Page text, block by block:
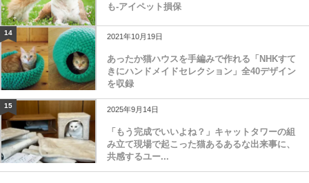
も-アイペット損保
14 2021年10月19日
あったか猫ハウスを手編みで作れる「NHKすて
きにハンドメイドセレクション」全40デザイン
を収録
15 2025年9月14日
「もう完成でいいよね？」キャットタワーの組
み立て現場で起こった猫あるあるな出来事に、
共感するユー...